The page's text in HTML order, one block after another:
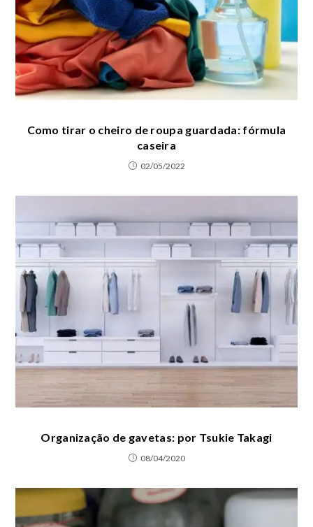
Como tirar o cheiro de roupa guardada: fórmula
caseira
02/05/2022
Organização de gavetas: por Tsukie Takagi
08/04/2020